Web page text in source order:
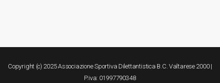
Copyright (c) 2025 Associazione Sportiva Dilettantistica B.C. Valtarese 2000 |
P.iva: 01997790348